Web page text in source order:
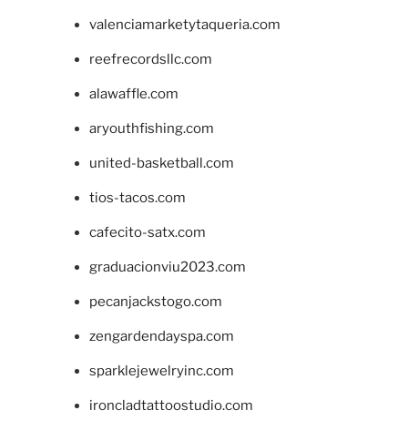
valenciamarketytaqueria.com
reefrecordsllc.com
alawaffle.com
aryouthfishing.com
united-basketball.com
tios-tacos.com
cafecito-satx.com
graduacionviu2023.com
pecanjackstogo.com
zengardendayspa.com
sparklejewelryinc.com
ironcladtattoostudio.com